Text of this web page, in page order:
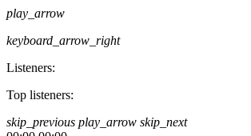
play_arrow
keyboard_arrow_right
Listeners:
Top listeners:
skip_previous play_arrow skip_next